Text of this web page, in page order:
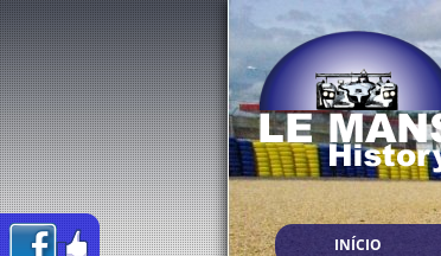
INÍCIO